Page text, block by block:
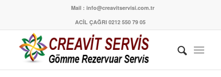
Mail : info@creavitservisi.com.tr
ACİL ÇAĞRI 0212 550 79 05